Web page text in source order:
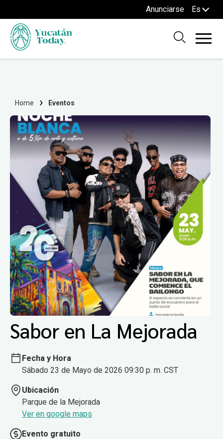
Anunciarse Es
Home Eventos
Sabor en La Mejorada
Fecha y Hora
Sábado 23 de Mayo de 2026 09:30 p. m. CST
Ubicación
Parque de la Mejorada
Ver en google maps
Evento gratuito